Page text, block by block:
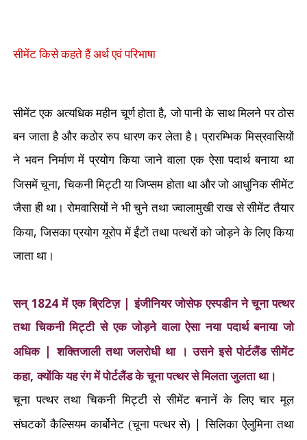
सीमेंट किसे कहते हैं अर्थ एवं परिभाषा
सीमेंट एक अत्यधिक महीन चूर्ण होता है,जो पानी के साथ मिलने पर ठोस
बन जाता है और कठोर रुप धारण कर लेता है। प्रारम्भिक मिस्रवासियों
ने भवन निर्माण में प्रयोग किया जाने वाला एक ऐसा पदार्थ बनाया था
जिसमें चूना,चिकनी मिट्टी या जिप्सम होता था और जो आधुनिक सीमेंट
जैसा ही था। रोमवासियों ने भी चुने तथा ज्वालामुखी राख से सीमेंट तैयार
किया,जिसका प्रयोग यूरोप में ईंटों तथा पत्थरों को जोड़ने के लिए किया
जाता था।
सन् 1824 में एक ब्रिटिज़ |इंजीनियर जोसेफ एस्पडीन ने चूना पत्थर
तथा चिकनी मिट्टी से एक जोड़ने वाला ऐसा नया पदार्थ बनाया जो
अधिक |शक्तिजाली तथा जलरोधी था । उसने इसे पोर्टलैंड सीमेंट
कहा,क्योंकि यह रंग में पोर्टलैंड के चूना पत्थर से मिलता जुलता था।
चूना पत्थर तथा चिकनी मिट्टी से सीमेंट बनानें के लिए चार मूल
संघटकों कैल्सियम कार्बोनेट (चूना पत्थर से) |सिलिका ऐलुमिना तथा